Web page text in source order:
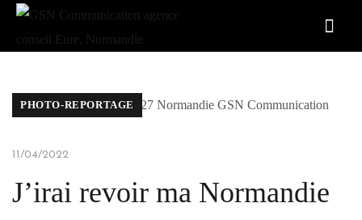
PHOTO-REPORTAGE
11/04/2022
J’irai revoir ma Normandie